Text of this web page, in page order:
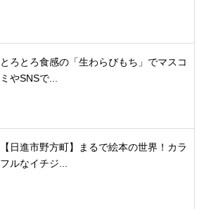
とろとろ食感の「生わらびもち」でマスコ
ミやSNSで...
【日進市野方町】まるで絵本の世界！カラ
フルなイチジ...